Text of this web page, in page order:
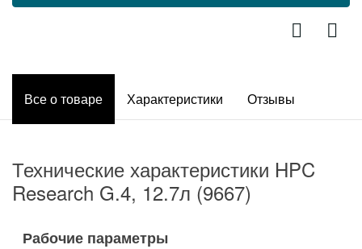
Все о товаре Характеристики Отзывы
Технические характеристики HPC
Research G.4, 12.7л (9667)
Рабочие параметры